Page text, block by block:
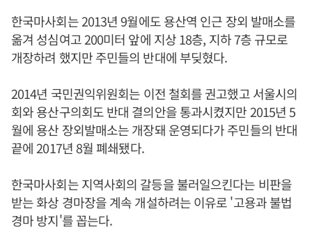
한국마사회는 2013년 9월에도 용산역 인근 장외 발매소를
옮겨 성심여고 200미터 앞에 지상 18층, 지하 7층 규모로
개장하려 했지만 주민들의 반대에 부딪혔다.
2014년 국민권익위원회는 이전 철회를 권고했고 서울시의
회와 용산구의회도 반대 결의안을 통과시켰지만 2015년 5
월에 용산 장외발매소는 개장돼 운영되다가 주민들의 반대
끝에 2017년 8월 폐쇄됐다.
한국마사회는 지역사회의 갈등을 불러일으킨다는 비판을
받는 화상 경마장을 계속 개설하려는 이유로 '고용과 불법
경마 방지'를 꼽는다.